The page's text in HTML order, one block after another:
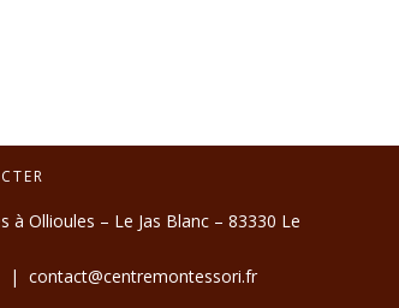
à Ollioules – Le Jas Blanc – 83330 Le
|contact@centremontessori.fr